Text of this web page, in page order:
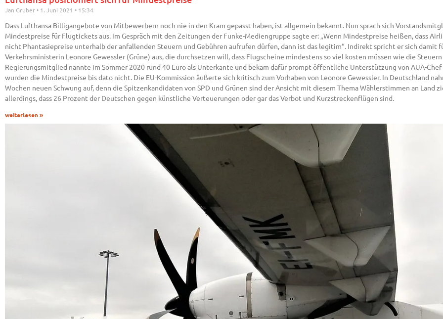
Jan Gruber 1. Juni 2021 15:34
Dass Lufthansa Billigangebote von Mitbewerbern noch nie in den Kram gepasst haben, ist allgemein bekannt. Nun sprach sich
Mindestpreise für Flugtickets aus. Im Gespräch mit den Zeitungen der Funke-Mediengruppe sagte er: „Wenn Mindestpreise heißen, dass
nicht Phantasiepreise unterhalb der anfallenden Steuern und Gebühren aufrufen dürfen, dann ist das legitim“. Indirekt spricht er sich damit
Verkehrsministerin Leonore Gewessler (Grüne) aus, die durchsetzen will, dass Flugscheine mindestens so viel kosten müssen wie die Steuern
Regierungsmitglied nannte im Sommer 2020 rund 40 Euro als Unterkante und bekam dafür prompt öffentliche Unterstützung von AUA-
wurden die Mindestpreise bis dato nicht. Die EU-Kommission äußerte sich kritisch zum Vorhaben von Leonore Gewessler. In Deutschland
Wochen neuen Schwung auf, denn die Spitzenkandidaten von SPD und Grünen sind der Ansicht mit diesem Thema Wählerstimmen an Land
allerdings, dass 26 Prozent der Deutschen gegen künstliche Verteuerungen oder gar das Verbot und Kurzstreckenflügen sind.
weiterlesen »